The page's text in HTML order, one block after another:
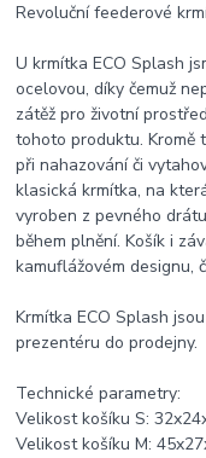
Revoluční feederové
U krmítka ECO Splash
ocelovou, díky čemuž
zátěž pro životní
tohoto produktu. Kromě
při nahazování či
klasická krmítka, na
vyroben z pevného
během plnění. Košík i
kamuflážovém designu,
Krmítka ECO Splash
prezentéru do prodejny.
Technické parametry:
Velikost košíku S:
Velikost košíku M: